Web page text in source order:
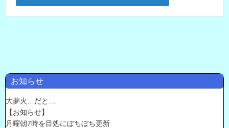
お知らせ
大夢火…だと…
【お知らせ】
月曜朝7時を目処にぼちぼち更新